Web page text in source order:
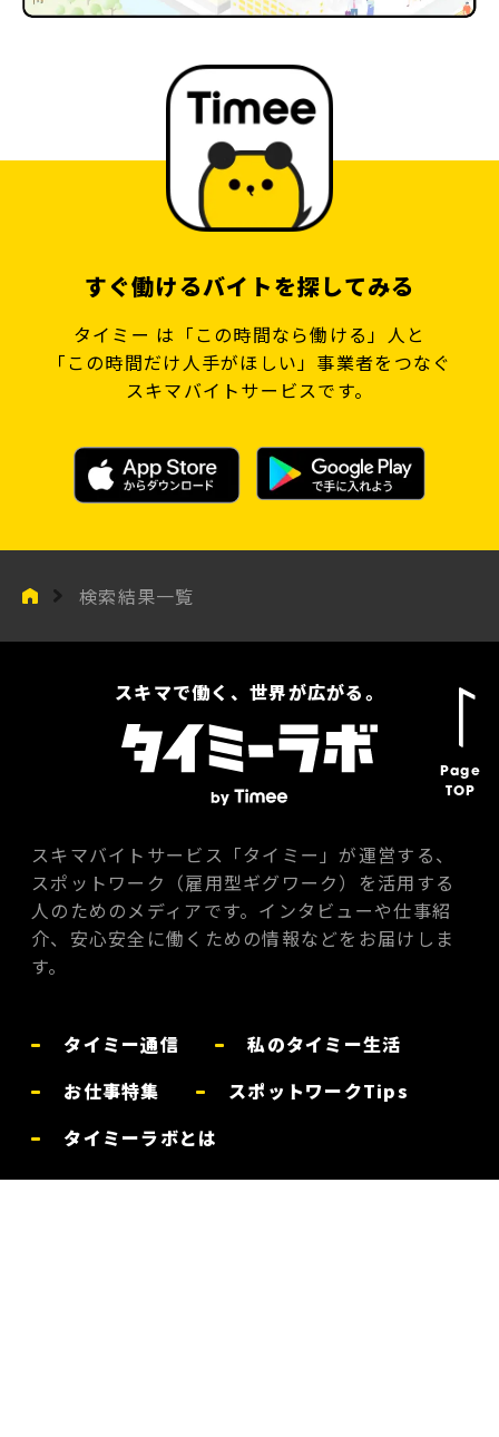
すぐ働けるバイトを探してみる
タイミー は「この時間なら働ける」人と
「この時間だけ人手がほしい」事業者をつなぐ
スキマバイトサービスです。
検索結果一覧
Page
TOP
スキマで働く、世界が広がる。
スキマバイトサービス「タイミー」が運営する、
スポットワーク（雇用型ギグワーク）を活用する
人のためのメディアです。インタビューや仕事紹
介、安心安全に働くための情報などをお届けしま
す。
タイミー通信
私のタイミー生活
お仕事特集
スポットワークTips
タイミーラボとは